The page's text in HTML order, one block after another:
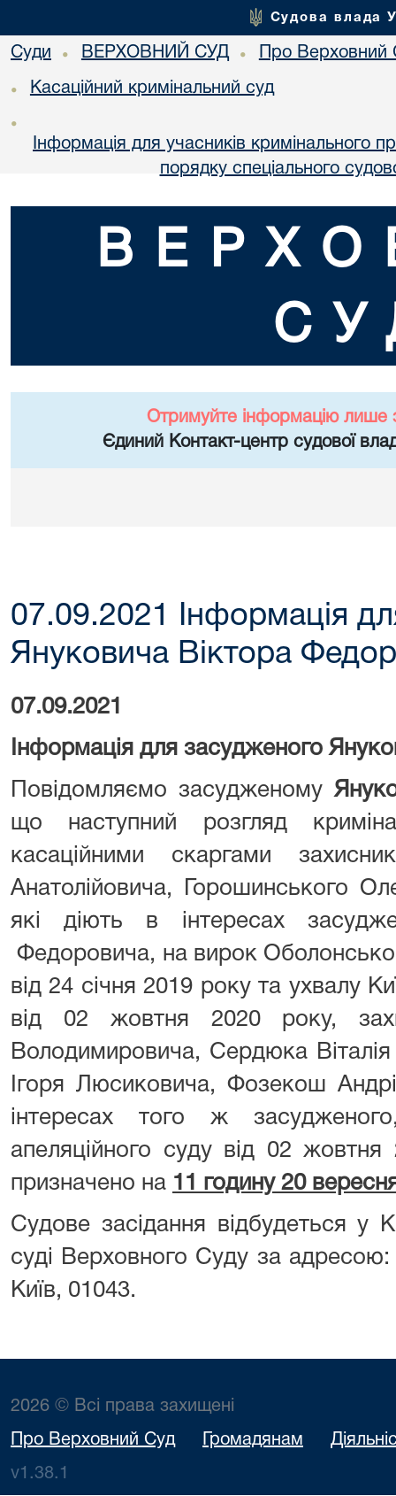
Судова влада
Суди • ВЕРХОВНИЙ СУД • Про Верховний
• Касаційний кримінальний суд
•
Інформація для учасників кримінального
порядку спеціального
Отримуйте інформацію лише
Єдиний Контакт-центр судової
07.09.2021 Інформація
Януковича Віктора
07.09.2021
Інформація для засудженого
Повідомляємо засудженому
що наступний розгляд
касаційними скаргами
Анатолійовича, Горошинського
які діють в інтересах
Федоровича, на вирок
від 24 січня 2019 року та ухвалу
від 02 жовтня 2020 року,
Володимировича, Сердюка
Ігоря Люсиковича, Фозекош
інтересах того ж
апеляційного суду від 02
призначено на 11 годину 20
Судове засідання відбудеться у
суді Верховного Суду за
Київ, 01043.
2026 © Всі права захищені
Про Верховний Суд Громадянам
v1.38.1